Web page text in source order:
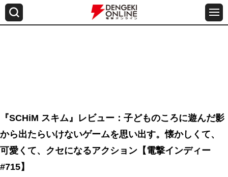
『SCHiM スキム』レビュー：子どものころに遊んだ影
から出たらいけないゲームを思い出す。懐かしくて、
可愛くて、クセになるアクション【電撃インディー
#715】